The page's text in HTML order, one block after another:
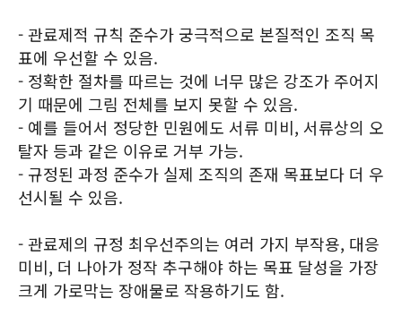
- 관료제적 규칙 준수가 궁극적으로 본질적인 조직 목
표에 우선할 수 있음.
- 정확한 절차를 따르는 것에 너무 많은 강조가 주어지
기 때문에 그림 전체를 보지 못할 수 있음.
- 예를 들어서 정당한 민원에도 서류 미비, 서류상의 오
탈자 등과 같은 이유로 거부 가능.
- 규정된 과정 준수가 실제 조직의 존재 목표보다 더 우
선시될 수 있음.
- 관료제의 규정 최우선주의는 여러 가지 부작용, 대응
미비, 더 나아가 정작 추구해야 하는 목표 달성을 가장
크게 가로막는 장애물로 작용하기도 함.